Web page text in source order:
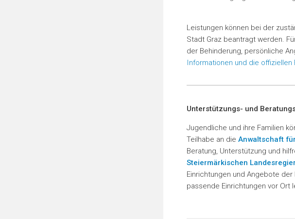
Leistungen können bei der
Stadt Graz beantragt werden.
der Behinderung, persönliche
Informationen und die
Unterstützungs- und
Jugendliche und ihre Familien
Teilhabe an die Anwaltschaft
Beratung, Unterstützung und
Steiermärkischen
Einrichtungen und Angebote
passende Einrichtungen vor Ort